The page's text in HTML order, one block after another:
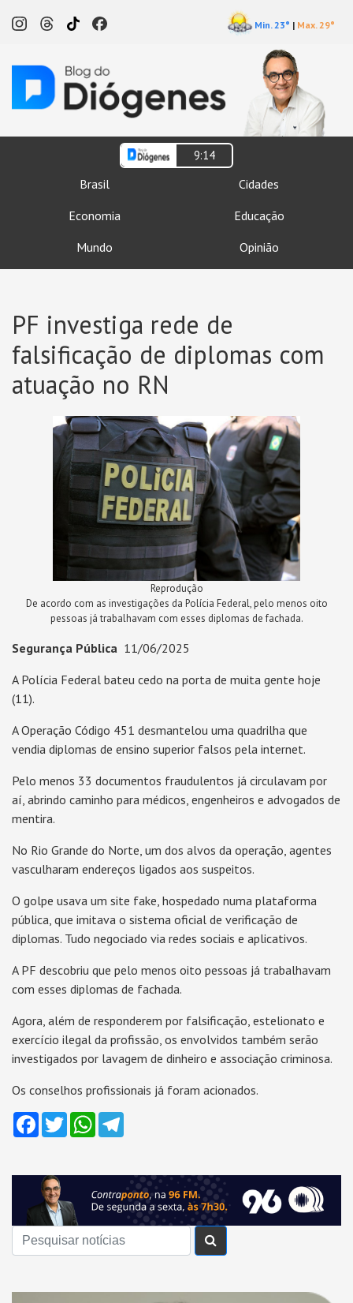
Min. 23° | Max. 29°
9:14
Brasil
Cidades
Economia
Educação
Mundo
Opinião
PF investiga rede de
falsificação de diplomas com
atuação no RN
Reprodução
De acordo com as investigações da Polícia Federal, pelo menos oito
pessoas já trabalhavam com esses diplomas de fachada.
Segurança Pública 11/06/2025
A Polícia Federal bateu cedo na porta de muita gente hoje
(11).
A Operação Código 451 desmantelou uma quadrilha que
vendia diplomas de ensino superior falsos pela internet.
Pelo menos 33 documentos fraudulentos já circulavam por
aí, abrindo caminho para médicos, engenheiros e advogados de
mentira.
No Rio Grande do Norte, um dos alvos da operação, agentes
vasculharam endereços ligados aos suspeitos.
O golpe usava um site fake, hospedado numa plataforma
pública, que imitava o sistema oficial de verificação de
diplomas. Tudo negociado via redes sociais e aplicativos.
A PF descobriu que pelo menos oito pessoas já trabalhavam
com esses diplomas de fachada.
Agora, além de responderem por falsificação, estelionato e
exercício ilegal da profissão, os envolvidos também serão
investigados por lavagem de dinheiro e associação criminosa.
Os conselhos profissionais já foram acionados.
Facebook
TwitterWhatsApp
Buscar